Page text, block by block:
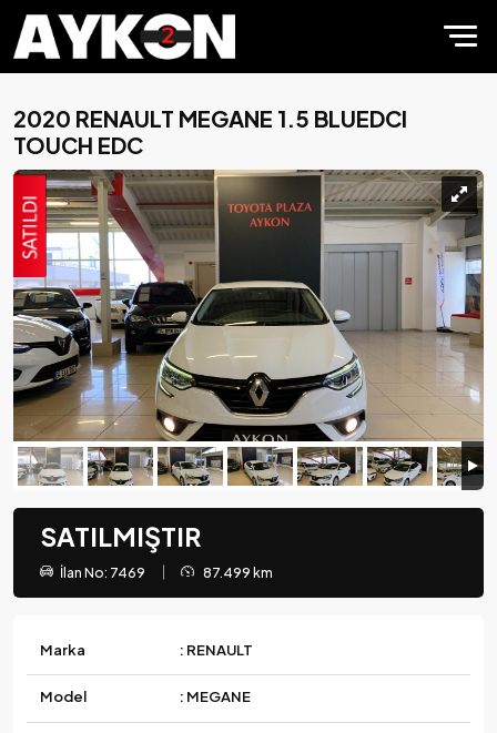
2020 RENAULT MEGANE 1.5 BLUEDCI
TOUCH EDC
SATILMIŞTIR
İlan No: 7469 87.499 km
Marka : RENAULT
Model : MEGANE